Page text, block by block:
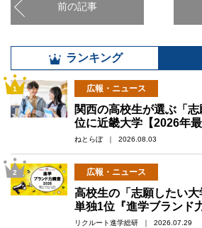
前の記事
ランキング
1 広報・ニュース
関西の高校生が選ぶ「
位に近畿大学【2026年最
ねとらぼ ｜ 2026.08.03
2 広報・ニュース
高校生の「志願したい
単独1位『進学ブランド
リクルート進学総研 ｜ 2026.07.29